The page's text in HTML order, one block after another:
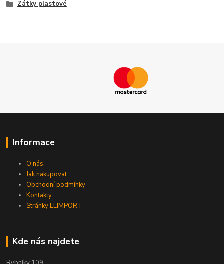
Zátky plastové
Informace
O nás
Jak nakupovat
Obchodní podmínky
Kontakty
Stránky ELIMPORT
Kde nás najdete